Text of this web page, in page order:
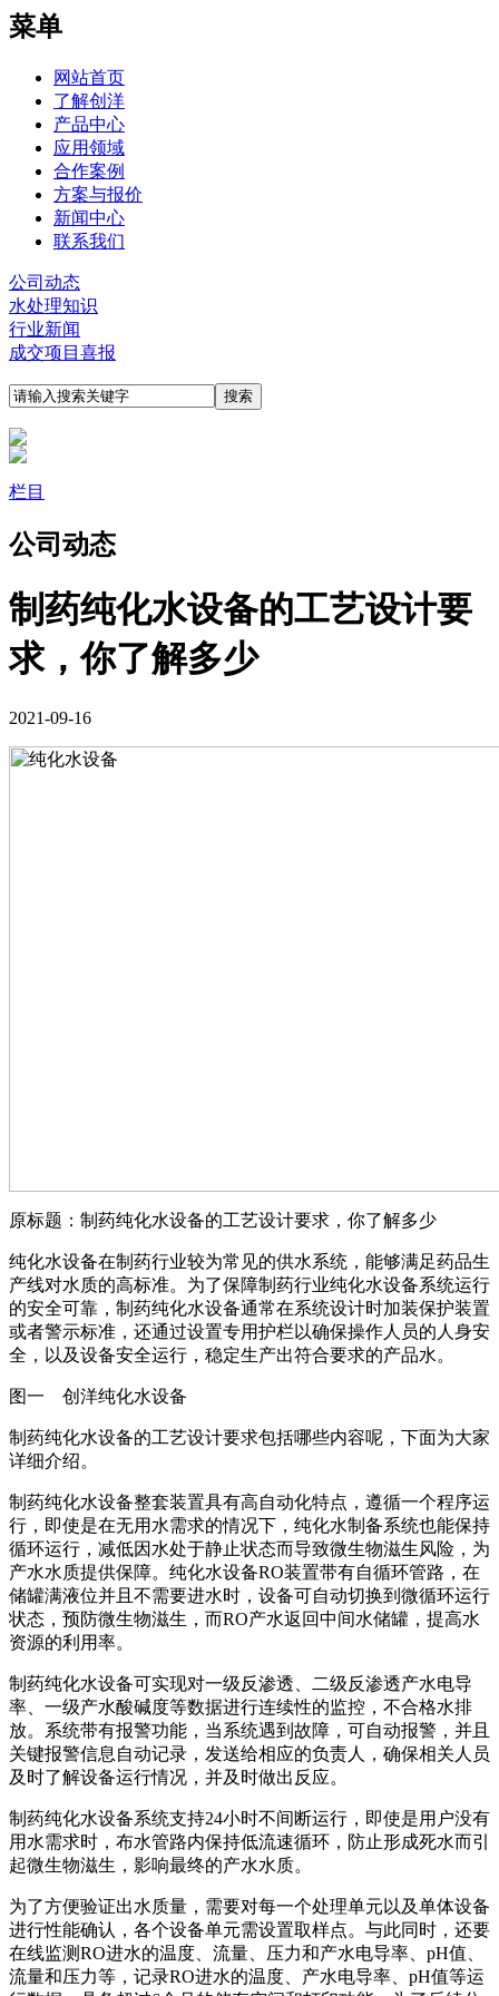
菜单
网站首页
了解创洋
产品中心
应用领域
合作案例
方案与报价
新闻中心
联系我们
公司动态
水处理知识
行业新闻
成交项目喜报
栏目
公司动态
制药纯化水设备的工艺设计要
求，你了解多少
2021-09-16
原标题：制药纯化水设备的工艺设计要求，你了解多少
纯化水设备在制药行业较为常见的供水系统，能够满足药品生
产线对水质的高标准。为了保障制药行业纯化水设备系统运行
的安全可靠，制药纯化水设备通常在系统设计时加装保护装置
或者警示标准，还通过设置专用护栏以确保操作人员的人身安
全，以及设备安全运行，稳定生产出符合要求的产品水。
图一 创洋纯化水设备
制药纯化水设备的工艺设计要求包括哪些内容呢，下面为大家
详细介绍。
制药纯化水设备整套装置具有高自动化特点，遵循一个程序运
行，即使是在无用水需求的情况下，纯化水制备系统也能保持
循环运行，减低因水处于静止状态而导致微生物滋生风险，为
产水水质提供保障。纯化水设备RO装置带有自循环管路，在
储罐满液位并且不需要进水时，设备可自动切换到微循环运行
状态，预防微生物滋生，而RO产水返回中间水储罐，提高水
资源的利用率。
制药纯化水设备可实现对一级反渗透、二级反渗透产水电导
率、一级产水酸碱度等数据进行连续性的监控，不合格水排
放。系统带有报警功能，当系统遇到故障，可自动报警，并且
关键报警信息自动记录，发送给相应的负责人，确保相关人员
及时了解设备运行情况，并及时做出反应。
制药纯化水设备系统支持24小时不间断运行，即使是用户没有
用水需求时，布水管路内保持低流速循环，防止形成死水而引
起微生物滋生，影响最终的产水水质。
为了方便验证出水质量，需要对每一个处理单元以及单体设备
进行性能确认，各个设备单元需设置取样点。与此同时，还要
在线监测RO进水的温度、流量、压力和产水电导率、pH值、
流量和压力等，记录RO进水的温度、产水电导率、pH值等运